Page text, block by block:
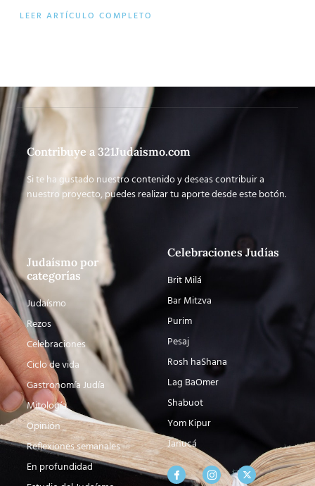
LEER ARTÍCULO COMPLETO
Contribuye a 321Judaismo.com
Si te ha gustado nuestro contenido y deseas contribuir a
nuestro proyecto, puedes realizar tu aporte desde este botón.
Judaísmo por
categorías
Judaísmo
Rezos
Celebraciones
Ciclo de vida
Gastronomía Judía
Mitología
Opinión
Reflexiones semanales
En profundidad
Celebraciones Judías
Brit Milá
Bar Mitzva
Purim
Pesaj
Rosh haShana
Lag BaOmer
Shabuot
Yom Kipur
Janucá